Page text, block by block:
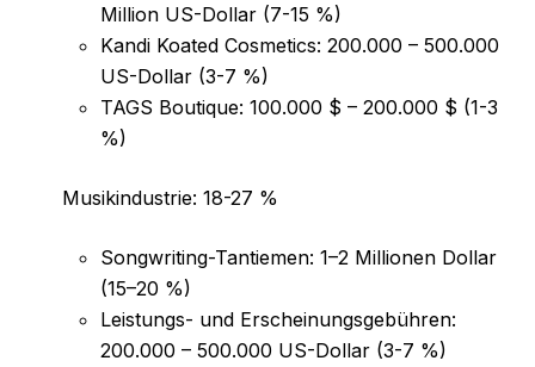
Million US-Dollar (7-15 %)
Kandi Koated Cosmetics: 200.000 – 500.000
US-Dollar (3-7 %)
TAGS Boutique: 100.000 $ – 200.000 $ (1-3
%)
Musikindustrie: 18-27 %
Songwriting-Tantiemen: 1–2 Millionen Dollar
(15–20 %)
Leistungs- und Erscheinungsgebühren:
200.000 – 500.000 US-Dollar (3-7 %)